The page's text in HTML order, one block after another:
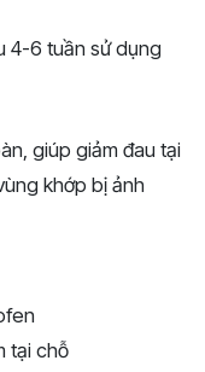
4-6 tuần sử dụng
giúp giảm đau tại
khớp bị ảnh
tại chỗ